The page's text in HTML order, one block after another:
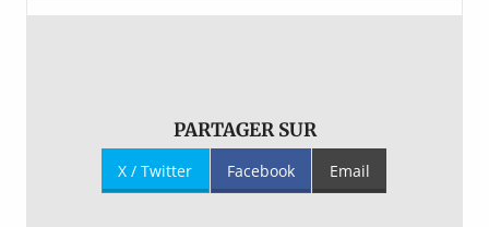
PARTAGER SUR
X / Twitter Facebook Email